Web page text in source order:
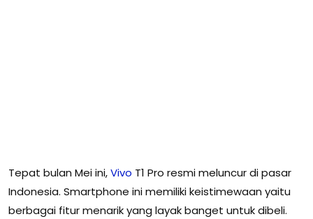
Tepat bulan Mei ini,Vivo T1 Pro resmi meluncur di pasar
Indonesia. Smartphone ini memiliki keistimewaan yaitu
berbagai fitur menarik yang layak banget untuk dibeli.